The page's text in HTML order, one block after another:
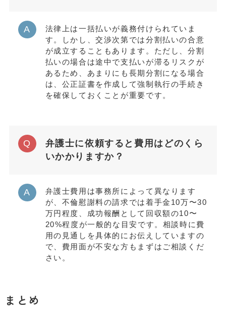
法律上は一括払いが義務付けられていま
す。しかし、交渉次第では分割払いの合意
が成立することもあります。ただし、分割
払いの場合は途中で支払いが滞るリスクが
あるため、あまりにも長期分割になる場合
は、公正証書を作成して強制執行の手続き
を確保しておくことが重要です。
弁護士に依頼すると費用はどのくら
いかかりますか？
弁護士費用は事務所によって異なります
が、不倫慰謝料の請求では着手金10万〜30
万円程度、成功報酬として回収額の10〜
20%程度が一般的な目安です。相談時に費
用の見通しを具体的にお伝えしていますの
で、費用面が不安な方もまずはご相談くだ
さい。
まとめ